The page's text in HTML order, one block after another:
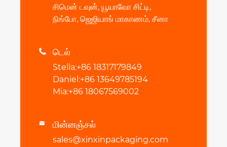
சிமென் டவுன், யூயாவோ சிட்டி,
நிங்போ, ஜெஜியாங் மாகாணம், சீனா
 டெல்
Stella:+86 18317179849
Daniel:+86 13649785194
Mia:+86 18067569002
 மின்னஞ்சல்
sales@xinxinpackaging.com